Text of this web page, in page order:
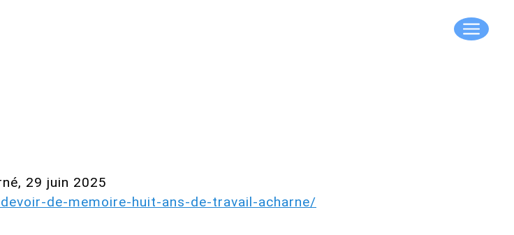
29 juin 2025
de-memoire-huit-ans-de-travail-acharne/